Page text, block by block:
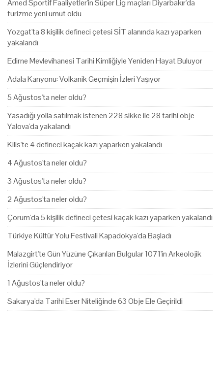
Amed Sportif Faaliyetler'in Süper Lig maçları Diyarbakır'da
turizme yeni umut oldu
Yozgat'ta 8 kişilik defineci çetesi SİT alanında kazı yaparken
yakalandı
Edirne Mevlevihanesi Tarihi Kimliğiyle Yeniden Hayat Buluyor
Adala Kanyonu: Volkanik Geçmişin İzleri Yaşıyor
5 Ağustos'ta neler oldu?
Yasadığı yolla satılmak istenen 228 sikke ile 28 tarihi obje
Yalova'da yakalandı
Kilis'te 4 defineci kaçak kazı yaparken yakalandı
4 Ağustos'ta neler oldu?
3 Ağustos'ta neler oldu?
2 Ağustos'ta neler oldu?
Çorum'da 5 kişilik defineci çetesi kaçak kazı yaparken yakalandı
Türkiye Kültür Yolu Festivali Kapadokya'da Başladı
Malazgirt'te Gün Yüzüne Çıkarılan Bulgular 1071'in Arkeolojik
İzlerini Güçlendiriyor
1 Ağustos'ta neler oldu?
Sakarya'da Tarihi Eser Niteliğinde 63 Obje Ele Geçirildi